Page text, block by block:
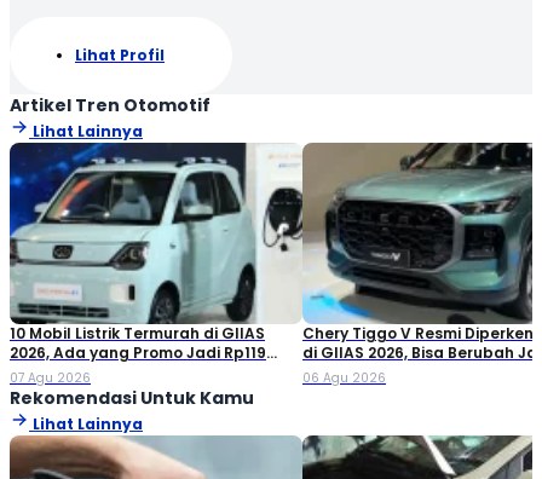
Lihat Profil
Artikel Tren Otomotif
Lihat Lainnya
10 Mobil Listrik Termurah di GIIAS
2026, Ada yang Promo Jadi Rp119
Jutaan!
07 Agu 2026
Chery Tiggo V Resmi
di GIIAS 2026, Bisa Berubah
Double Cabin
06 Agu 2026
Rekomendasi Untuk Kamu
Lihat Lainnya